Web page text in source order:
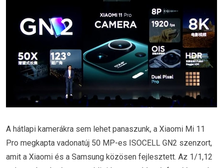
A hátlapi kamerákra sem lehet panaszunk, a Xiaomi Mi 11
Pro megkapta vadonatúj 50 MP-es ISOCELL GN2 szenzort,
amit a Xiaomi és a Samsung közösen fejlesztett. Az 1/1,12